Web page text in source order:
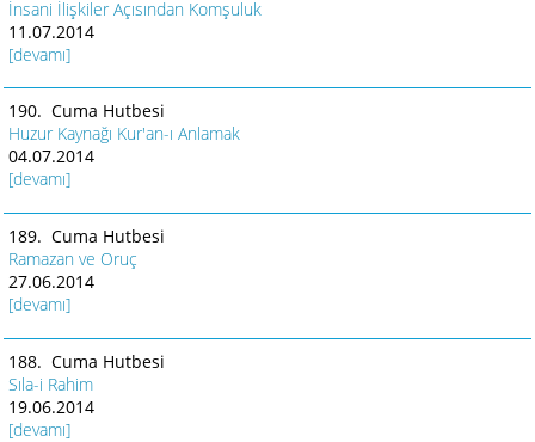
İnsani İlişkiler Açısından Komşuluk
11.07.2014
[devamı]
190. Cuma Hutbesi
Huzur Kaynağı Kur'an-ı Anlamak
04.07.2014
[devamı]
189. Cuma Hutbesi
Ramazan ve Oruç
27.06.2014
[devamı]
188. Cuma Hutbesi
Sıla-i Rahim
19.06.2014
[devamı]